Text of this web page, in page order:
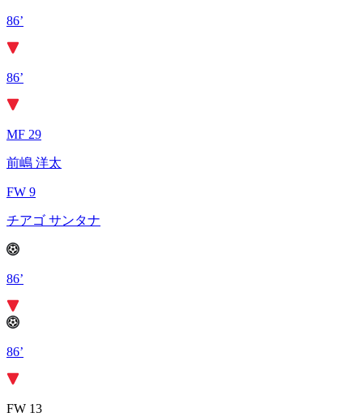
86’
86’
MF 29
前嶋 洋太
FW 9
チアゴ サンタナ
86’
86’
FW 13